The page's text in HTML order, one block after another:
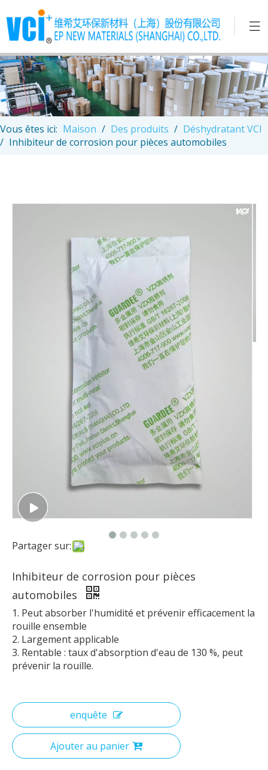
Vous êtes ici: Maison / Des produits / Déshydratant VCI
/ Inhibiteur de corrosion pour pièces automobiles
Partager sur:
Inhibiteur de corrosion pour pièces
automobiles
1. Peut absorber l'humidité et prévenir efficacement la
rouille ensemble
2. Largement applicable
3. Rentable : taux d'absorption d'eau de 130 %, peut
prévenir la rouille.
enquête
Ajouter au panier